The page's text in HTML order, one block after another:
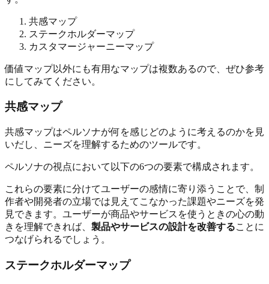
共感マップ
ステークホルダーマップ
カスタマージャーニーマップ
価値マップ以外にも有用なマップは複数あるので、ぜひ参考
にしてみてください。
共感マップ
共感マップはペルソナが何を感じどのように考えるのかを見
いだし、ニーズを理解するためのツールです。
ペルソナの視点において以下の6つの要素で構成されます。
これらの要素に分けてユーザーの感情に寄り添うことで、制
作者や開発者の立場では見えてこなかった課題やニーズを発
見できます。ユーザーが商品やサービスを使うときの心の動
きを理解できれば、 製品やサービスの設計を改善することに
つなげられるでしょう。
ステークホルダーマップ